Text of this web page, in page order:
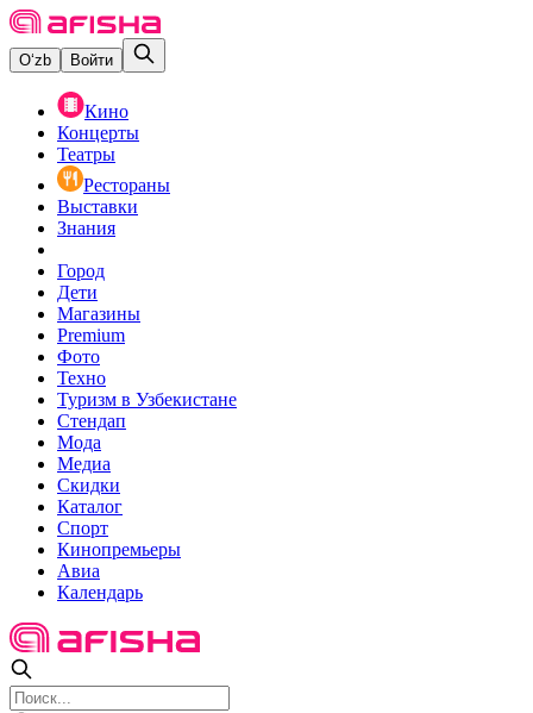
O‘zb Войти
Кино
Концерты
Театры
Рестораны
Выставки
Знания
Город
Дети
Магазины
Premium
Фото
Техно
Туризм в Узбекистане
Стендап
Мода
Медиа
Скидки
Каталог
Спорт
Кинопремьеры
Авиа
Календарь